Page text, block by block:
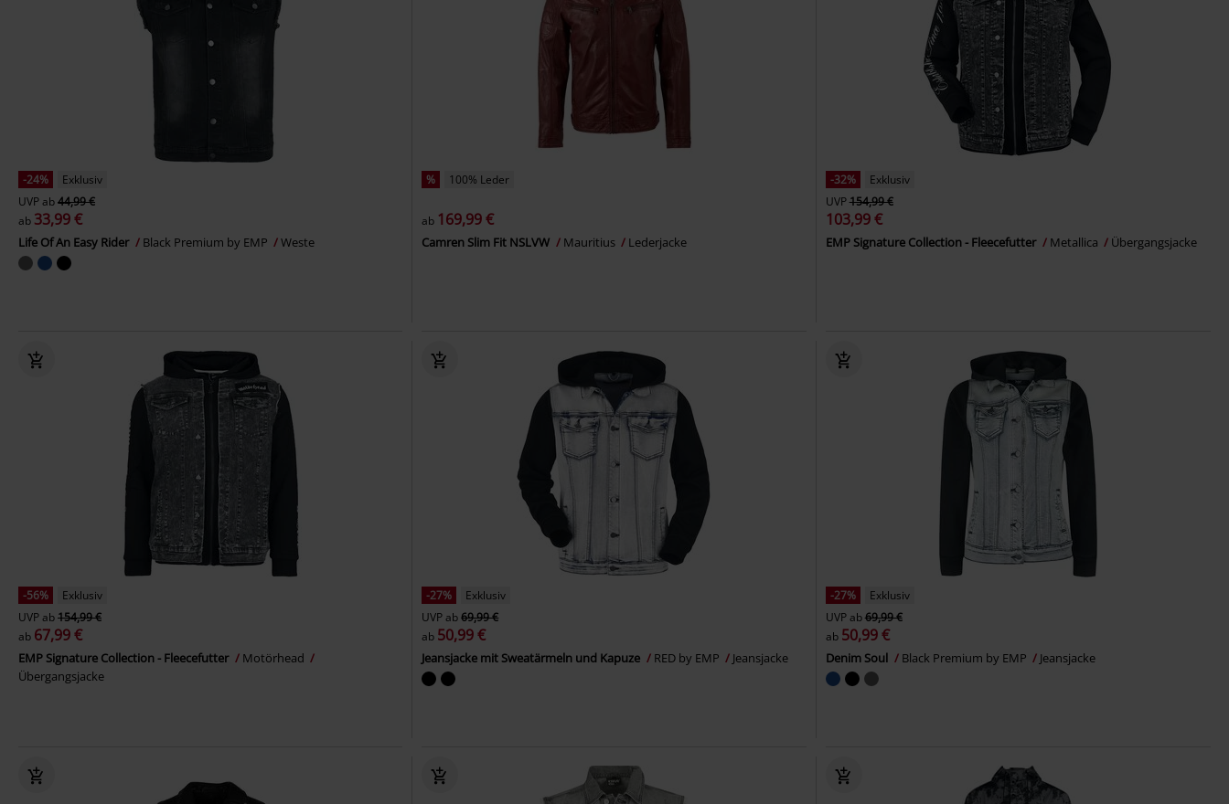
-24%
Exklusiv
UVPab44,99 €
ab 33,99 €
Life Of An Easy Rider Black Premium by EMP Weste
% 100% Leder
ab 169,99 €
Camren Slim Fit NSLVW Mauritius Lederjacke
-32%
Exklusiv
UVP154,99 €
103,99 €
EMP Signature Collection - Fleecefutter Metallica Übergangsjacke
-56%
Exklusiv
UVPab154,99 €
ab 67,99 €
EMP Signature Collection - Fleecefutter
Motörhead
Übergangsjacke
-27%
Exklusiv
UVPab69,99 €
ab 50,99 €
Jeansjacke mit Sweatärmeln und Kapuze RED by EMP Jeansjacke
-27%
Exklusiv
UVPab69,99 €
ab 50,99 €
Denim Soul Black Premium by EMP Jeansjacke